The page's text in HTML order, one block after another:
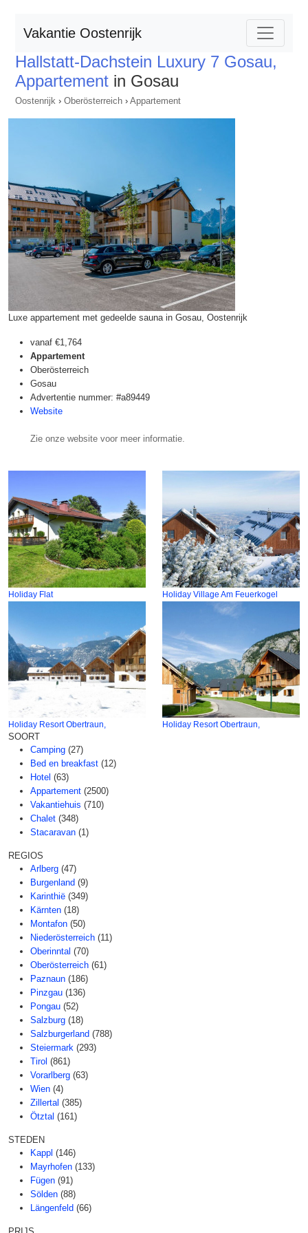
Vakantie Oostenrijk
Hallstatt-Dachstein Luxury 7 Gosau,
Appartement in Gosau
Oostenrijk › Oberösterreich › Appartement
Luxe appartement met gedeelde sauna in Gosau, Oostenrijk
vanaf €1,764
Appartement
Oberösterreich
Gosau
Advertentie nummer: #a89449
Website
Zie onze website voor meer informatie.
Holiday Flat Holiday Village Am Feuerkogel
Holiday Resort Obertraun, Holiday Resort Obertraun,
SOORT
Camping (27)
Bed en breakfast (12)
Hotel (63)
Appartement (2500)
Vakantiehuis (710)
Chalet (348)
Stacaravan (1)
REGIOS
Arlberg (47)
Burgenland (9)
Karinthië (349)
Kärnten (18)
Montafon (50)
Niederösterreich (11)
Oberinntal (70)
Oberösterreich (61)
Paznaun (186)
Pinzgau (136)
Pongau (52)
Salzburg (18)
Salzburgerland (788)
Steiermark (293)
Tirol (861)
Vorarlberg (63)
Wien (4)
Zillertal (385)
Ötztal (161)
STEDEN
Kappl (146)
Mayrhofen (133)
Fügen (91)
Sölden (88)
Längenfeld (66)